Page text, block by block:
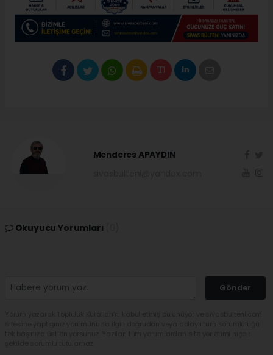
Menderes APAYDIN
Okuyucu Yorumları
Gönder